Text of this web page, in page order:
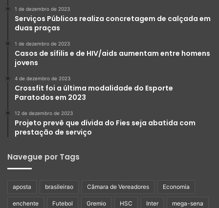
1 de dezembro de 2023
Serviços Públicos realiza concretagem de calçada em
duas praças
1 de dezembro de 2023
Casos de sífilis e de HIV/aids aumentam entre homens
jovens
4 de dezembro de 2023
Crossfit foi a última modalidade do Esporte
Paratodos em 2023
12 de dezembro de 2023
Projeto prevê que dívida do Fies seja abatida com
prestação de serviço
Navegue por Tags
aposta brasileirao Câmara de Vereadores Economia
enchente Futebol Gremio HSC Inter mega-sena